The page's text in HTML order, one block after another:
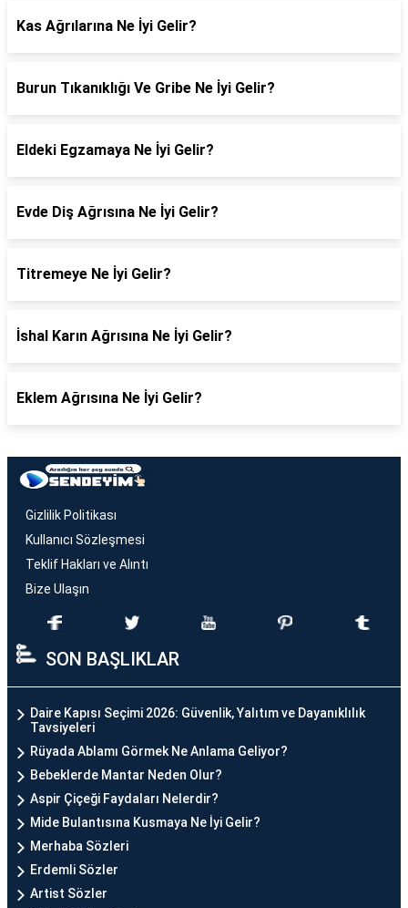
Kas Ağrılarına Ne İyi Gelir?
Burun Tıkanıklığı Ve Gribe Ne İyi Gelir?
Eldeki Egzamaya Ne İyi Gelir?
Evde Diş Ağrısına Ne İyi Gelir?
Titremeye Ne İyi Gelir?
İshal Karın Ağrısına Ne İyi Gelir?
Eklem Ağrısına Ne İyi Gelir?
Gizlilik Politikası
Kullanıcı Sözleşmesi
Teklif Hakları ve Alıntı
Bize Ulaşın
SON BAŞLIKLAR
Daire Kapısı Seçimi 2026: Güvenlik, Yalıtım ve Dayanıklılık
Tavsiyeleri
Rüyada Ablamı Görmek Ne Anlama Geliyor?
Bebeklerde Mantar Neden Olur?
Aspir Çiçeği Faydaları Nelerdir?
Mide Bulantısına Kusmaya Ne İyi Gelir?
Merhaba Sözleri
Erdemli Sözler
Artist Sözler